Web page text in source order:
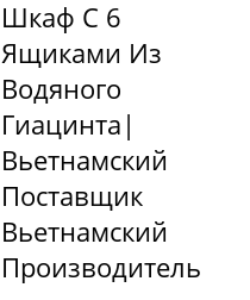
Шкаф С 6
Ящиками Из
Водяного
Гиацинта|
Вьетнамский
Поставщик
Вьетнамский
Производитель